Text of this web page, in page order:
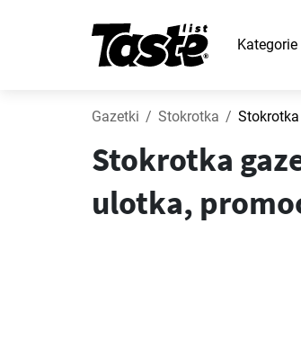
Kategorie
Gazetki Stokrotka
Stokrotka
ulotka,